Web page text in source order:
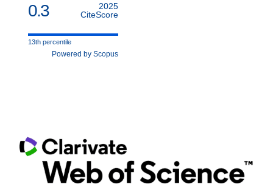
0.3
2025
CiteScore
13th percentile
Powered by Scopus